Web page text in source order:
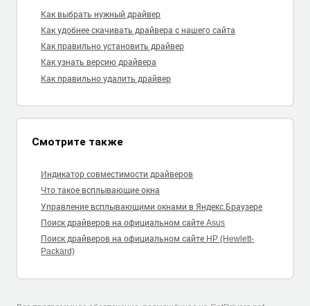
Как выбрать нужный драйвер
Как удобнее скачивать драйвера с нашего сайта
Как правильно установить драйвер
Как узнать версию драйвера
Как правильно удалить драйвер
Смотрите также
Индикатор совместимости драйверов
Что такое всплывающие окна
Управление всплывающими окнами в Яндекс.Браузере
Поиск драйверов на официальном сайте Asus
Поиск драйверов на официальном сайте HP (Hewlett-
Packard)